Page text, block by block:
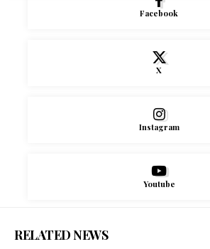
Facebook
X
Instagram
Youtube
RELATED NEWS